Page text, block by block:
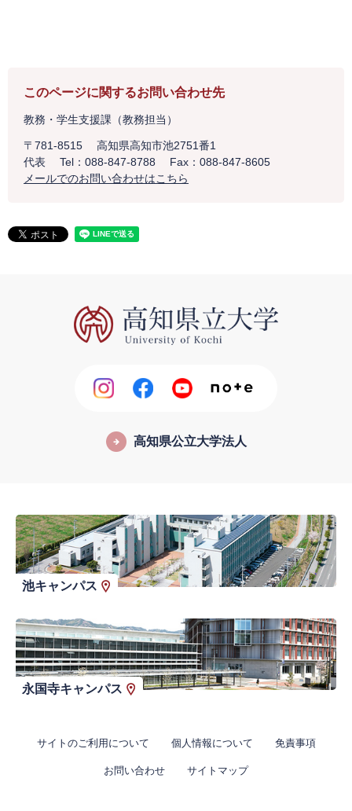
このページに関するお問い合わせ先
教務・学生支援課（教務担当）
〒781-8515
高知県高知市池2751番1
代表
Tel：088-847-8788
Fax：088-847-8605
メールでのお問い合わせはこちら
高知県公立大学法人
池キャンパス
永国寺キャンパス
サイトのご利用について 個人情報について 免責事項
お問い合わせ サイトマップ